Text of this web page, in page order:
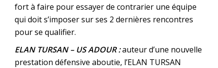
fort à faire pour essayer de contrarier une équipe
qui doit s’imposer sur ses 2 dernières rencontres
pour se qualifier.
ELAN TURSAN – US ADOUR :auteur d’une nouvelle
prestation défensive aboutie, l’ELAN TURSAN